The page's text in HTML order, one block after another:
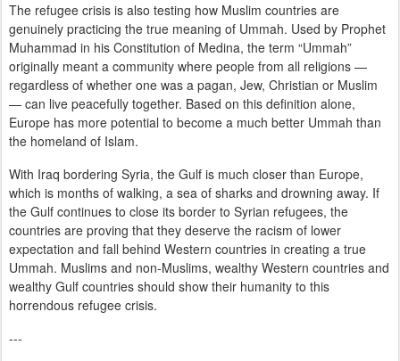
The refugee crisis is also testing how Muslim countries are
genuinely practicing the true meaning of Ummah. Used by Prophet
Muhammad in his Constitution of Medina, the term “Ummah”
originally meant a community where people from all religions —
regardless of whether one was a pagan, Jew, Christian or Muslim
— can live peacefully together. Based on this definition alone,
Europe has more potential to become a much better Ummah than
the homeland of Islam.
With Iraq bordering Syria, the Gulf is much closer than Europe,
which is months of walking, a sea of sharks and drowning away. If
the Gulf continues to close its border to Syrian refugees, the
countries are proving that they deserve the racism of lower
expectation and fall behind Western countries in creating a true
Ummah. Muslims and non-Muslims, wealthy Western countries and
wealthy Gulf countries should show their humanity to this
horrendous refugee crisis.
---